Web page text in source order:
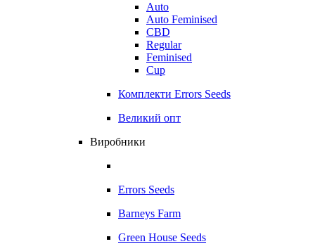
Auto
Auto Feminised
CBD
Regular
Feminised
Cup
Комплекти Errors Seeds
Великий опт
Виробники
Errors Seeds
Barneys Farm
Green House Seeds